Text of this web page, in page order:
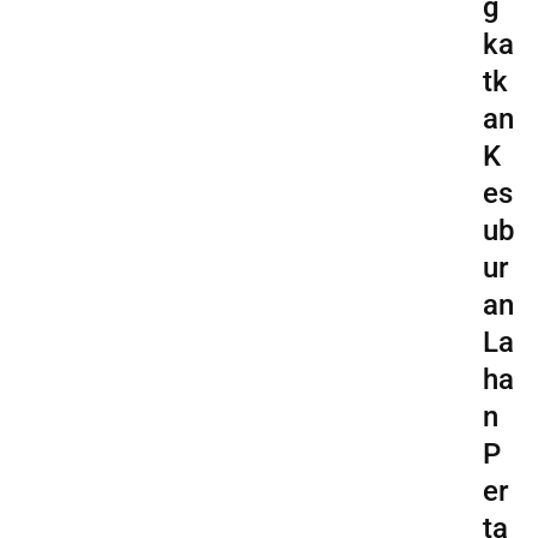
ka
tk
an
K
es
ub
ur
an
La
ha
n
P
er
ta